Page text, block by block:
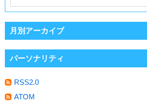
月別アーカイブ
パーソナリティ
RSS2.0
ATOM